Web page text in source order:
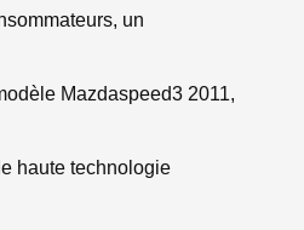
un
Mazdaspeed3 2011,
haute technologie